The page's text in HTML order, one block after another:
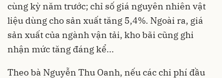
cùng kỳ năm trước; chỉ số giá nguyên nhiên vật
liệu dùng cho sản xuất tăng 5,4%. Ngoài ra, giá
sản xuất của ngành vận tải, kho bãi cũng ghi
nhận mức tăng đáng kể...
Theo bà Nguyễn Thu Oanh, nếu các chi phí đầu